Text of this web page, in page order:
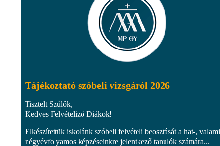
Tájékoztató szóbeli vizsgáról 2026
Tisztelt Szülők,
Kedves Felvételiző Diákok!
Elkészítettük iskolánk szóbeli felvételi beosztását a hat-,
négyévfolyamos képzéseinkre jelentkező tanulók számára...